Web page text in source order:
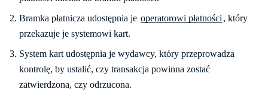
Bramka płatnicza udostępnia je operatorowi płatności, który
przekazuje je systemowi kart.
System kart udostępnia je wydawcy, który przeprowadza
kontrolę, by ustalić, czy transakcja powinna zostać
zatwierdzona, czy odrzucona.